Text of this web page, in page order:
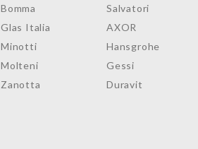
Bomma
Glas Italia
Minotti
Molteni
Zanotta
Salvatori
AXOR
Hansgrohe
Gessi
Duravit